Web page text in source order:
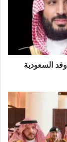
السعودية